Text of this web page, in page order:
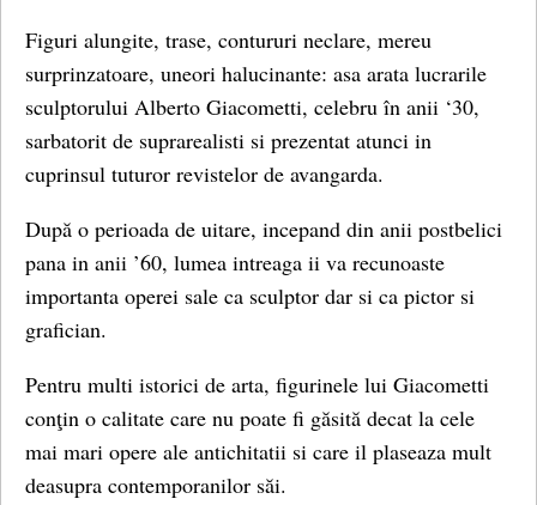
Figuri alungite, trase, contururi neclare, mereu
surprinzatoare, uneori halucinante: asa arata lucrarile
sculptorului Alberto Giacometti, celebru în anii ‘30,
sarbatorit de suprarealisti si prezentat atunci in
cuprinsul tuturor revistelor de avangarda.
După o perioada de uitare, incepand din anii postbelici
pana in anii ’60, lumea intreaga ii va recunoaste
importanta operei sale ca sculptor dar si ca pictor si
grafician.
Pentru multi istorici de arta, figurinele lui Giacometti
conţin o calitate care nu poate fi găsită decat la cele
mai mari opere ale antichitatii si care il plaseaza mult
deasupra contemporanilor săi.